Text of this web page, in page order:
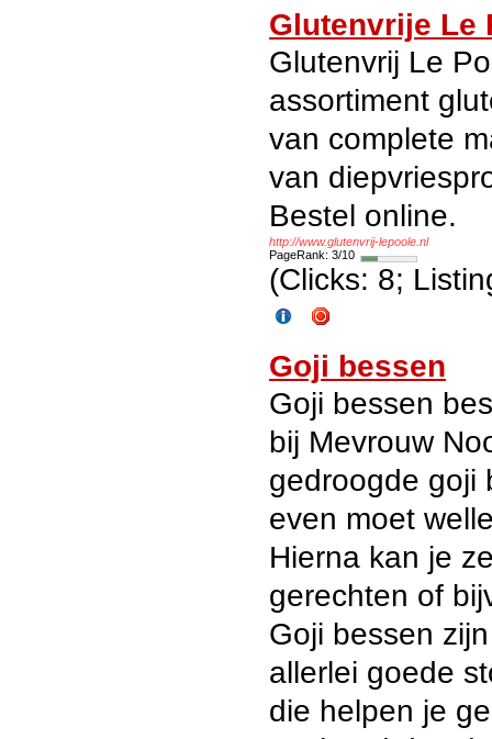
Glutenvrije Le
Glutenvrij Le
assortiment
van complete
van
Bestel online.
http://www.glutenvrij-lepoole.nl
PageRank: 3/10
(Clicks: 8;
Goji bessen
Goji bessen
bij Mevrouw
gedroogde goji
even moet
Hierna kan je
gerechten of
Goji bessen
allerlei goede
die helpen je